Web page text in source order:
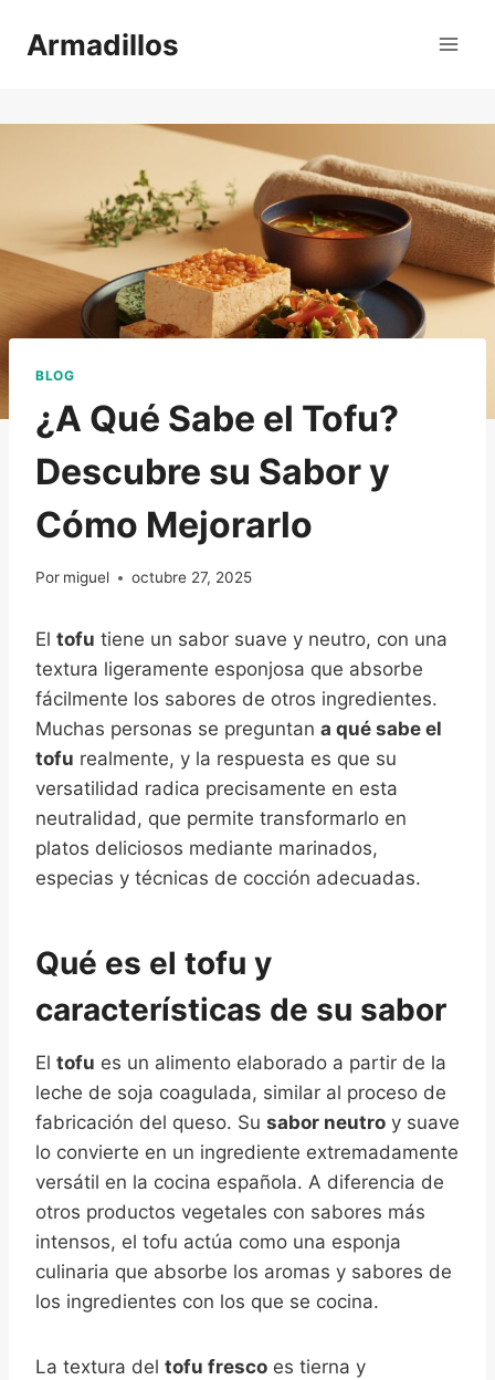
Armadillos
BLOG
¿A Qué Sabe el Tofu?
Descubre su Sabor y
Cómo Mejorarlo
Por miguel octubre 27, 2025
El tofu tiene un sabor suave y neutro, con una
textura ligeramente esponjosa que absorbe
fácilmente los sabores de otros ingredientes.
Muchas personas se preguntan a qué sabe el
tofu realmente, y la respuesta es que su
versatilidad radica precisamente en esta
neutralidad, que permite transformarlo en
platos deliciosos mediante marinados,
especias y técnicas de cocción adecuadas.
Qué es el tofu y
características de su sabor
El tofu es un alimento elaborado a partir de la
leche de soja coagulada, similar al proceso de
fabricación del queso. Su sabor neutro y suave
lo convierte en un ingrediente extremadamente
versátil en la cocina española. A diferencia de
otros productos vegetales con sabores más
intensos, el tofu actúa como una esponja
culinaria que absorbe los aromas y sabores de
los ingredientes con los que se cocina.
La textura del tofu fresco es tierna y